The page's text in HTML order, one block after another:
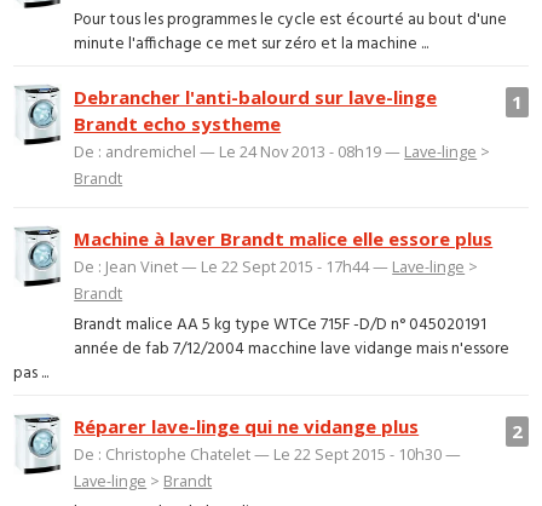
Pour tous les programmes le cycle est écourté au bout d'une
minute l'affichage ce met sur zéro et la machine ...
1
Debrancher l'anti-balourd sur lave-linge
Brandt echo systheme
De : andremichel — Le 24 Nov 2013 - 08h19 — Lave-linge >
Brandt
Machine à laver Brandt malice elle essore plus
De : Jean Vinet — Le 22 Sept 2015 - 17h44 — Lave-linge >
Brandt
Brandt malice AA 5 kg type WTCe 715F -D/D n° 045020191
année de fab 7/12/2004 macchine lave vidange mais n'essore
pas ...
2
Réparer lave-linge qui ne vidange plus
De : Christophe Chatelet — Le 22 Sept 2015 - 10h30 —
Lave-linge > Brandt